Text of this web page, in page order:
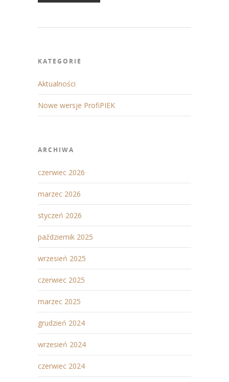
KATEGORIE
Aktualności
Nowe wersje ProfiPIEK
ARCHIWA
czerwiec 2026
marzec 2026
styczeń 2026
październik 2025
wrzesień 2025
czerwiec 2025
marzec 2025
grudzień 2024
wrzesień 2024
czerwiec 2024